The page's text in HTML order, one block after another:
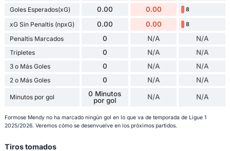
Goles Esperados(xG) 0.00 0.00 8
xG Sin Penaltis (npxG) 0.00 0.00 8
Penaltis Marcados 0 N/A N/A
Tripletes 0 N/A N/A
3 o Más Goles 0 N/A N/A
2 o Más Goles 0 N/A N/A
Minutos por gol
0 Minutos
por gol
N/A N/A
Formose Mendy no ha marcado ningún gol en lo que va de temporada de Ligue 1
2025/2026. Veremos cómo se desenvuelve en los próximos partidos.
Tiros tomados